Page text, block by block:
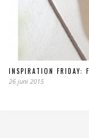
INSPIRATION FRIDAY:
26 juni 2015